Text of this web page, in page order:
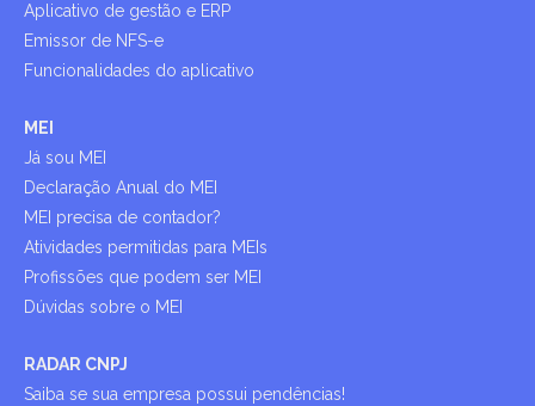
Aplicativo de gestão e ERP
Emissor de NFS-e
Funcionalidades do aplicativo
MEI
Já sou MEI
Declaração Anual do MEI
MEI precisa de contador?
Atividades permitidas para MEIs
Profissões que podem ser MEI
Dúvidas sobre o MEI
RADAR CNPJ
Saiba se sua empresa possui pendências!